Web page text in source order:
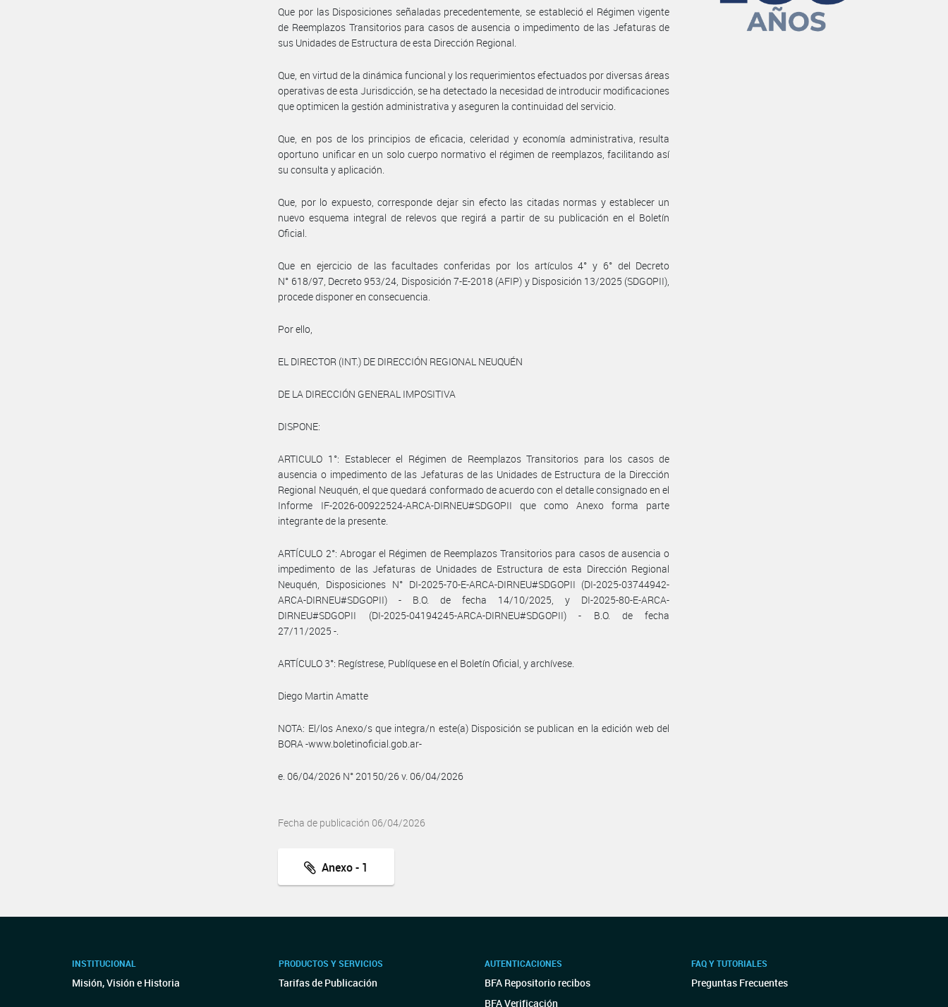
Que por las Disposiciones señaladas precedentemente, se estableció el Régimen vigente
de Reemplazos Transitorios para casos de ausencia o impedimento de las Jefaturas de
sus Unidades de Estructura de esta Dirección Regional.
Que, en virtud de la dinámica funcional y los requerimientos efectuados por diversas áreas
operativas de esta Jurisdicción, se ha detectado la necesidad de introducir modificaciones
que optimicen la gestión administrativa y aseguren la continuidad del servicio.
Que, en pos de los principios de eficacia, celeridad y economía administrativa, resulta
oportuno unificar en un solo cuerpo normativo el régimen de reemplazos, facilitando así
su consulta y aplicación.
Que, por lo expuesto, corresponde dejar sin efecto las citadas normas y establecer un
nuevo esquema integral de relevos que regirá a partir de su publicación en el Boletín
Oficial.
Que en ejercicio de las facultades conferidas por los artículos 4° y 6° del Decreto
N° 618/97, Decreto 953/24, Disposición 7-E-2018 (AFIP) y Disposición 13/2025 (SDGOPII),
procede disponer en consecuencia.
Por ello,
EL DIRECTOR (INT.) DE DIRECCIÓN REGIONAL NEUQUÉN
DE LA DIRECCIÓN GENERAL IMPOSITIVA
DISPONE:
ARTICULO 1°: Establecer el Régimen de Reemplazos Transitorios para los casos de
ausencia o impedimento de las Jefaturas de las Unidades de Estructura de la Dirección
Regional Neuquén, el que quedará conformado de acuerdo con el detalle consignado en el
Informe IF-2026-00922524-ARCA-DIRNEU#SDGOPII que como Anexo forma parte
integrante de la presente.
ARTÍCULO 2°: Abrogar el Régimen de Reemplazos Transitorios para casos de ausencia o
impedimento de las Jefaturas de Unidades de Estructura de esta Dirección Regional
Neuquén, Disposiciones N° DI-2025-70-E-ARCA-DIRNEU#SDGOPII (DI-2025-03744942-
ARCA-DIRNEU#SDGOPII) - B.O. de fecha 14/10/2025, y DI-2025-80-E-ARCA-
DIRNEU#SDGOPII (DI-2025-04194245-ARCA-DIRNEU#SDGOPII) - B.O. de fecha
27/11/2025 -.
ARTÍCULO 3°: Regístrese, Publíquese en el Boletín Oficial, y archívese.
Diego Martin Amatte
NOTA: El/los Anexo/s que integra/n este(a) Disposición se publican en la edición web del
BORA -www.boletinoficial.gob.ar-
e. 06/04/2026 N° 20150/26 v. 06/04/2026
Fecha de publicación 06/04/2026
Anexo - 1
INSTITUCIONAL
Misión, Visión e Historia
PRODUCTOS Y SERVICIOS
Tarifas de Publicación
AUTENTICACIONES
BFA Repositorio recibos
BFA Verificación
FAQ Y TUTORIALES
Preguntas Frecuentes